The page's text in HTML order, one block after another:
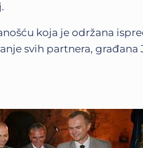
koja je održana
svih partnera,